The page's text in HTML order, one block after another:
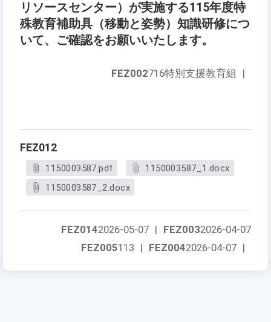
リソースセンター）が実施する115年度特
殊教育補助具（移動と姿勢）知識研修につ
いて、ご確認をお願いいたします。
FEZ002716特別支援教育組 |
FEZ012
1150003587.pdf
1150003587_1.docx
1150003587_2.docx
FEZ0032026-04-07
FEZ0142026-05-07 |
FEZ0042026-04-07 |
FEZ005113 |